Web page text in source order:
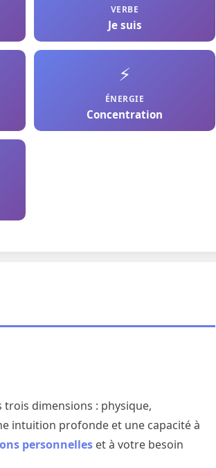
VERBE
Je suis
⚡
ÉNERGIE
Concentration
trois dimensions : physique,
intuition profonde et une capacité à
personnelles et à votre besoin